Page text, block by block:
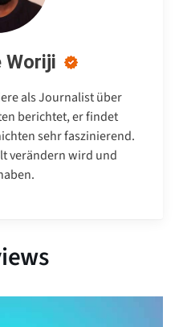
Woriji
als Journalist über
berichtet, er findet
sehr faszinierend.
verändern wird und